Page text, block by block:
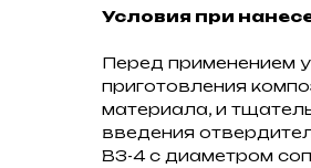
Условия при
Перед применением
приготовления
материала, и
введения
ВЗ-4 с диаметром